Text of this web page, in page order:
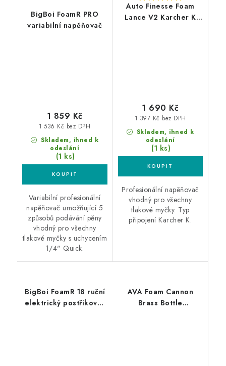
BigBoi FoamR PRO
variabilní napěňovač
Skladem, ihned k
odeslání
(1 ks)
1 536 Kč bez DPH
1 859 Kč
Variabilní profesionální
napěňovač umožňující 5
způsobů podávání pěny
vhodný pro všechny
tlakové myčky s uchycením
1/4" Quick.
Auto Finesse Foam
Lance V2 Karcher K
Skladem, ihned k
odeslání
(1 ks)
1 397 Kč bez DPH
1 690 Kč
Profesionální napěňovač
vhodný pro všechny
tlakové myčky. Typ
připojení Karcher K.
BigBoi FoamR 18 ruční
elektrický postřikovač
AVA Foam Cannon
Brass Bottle